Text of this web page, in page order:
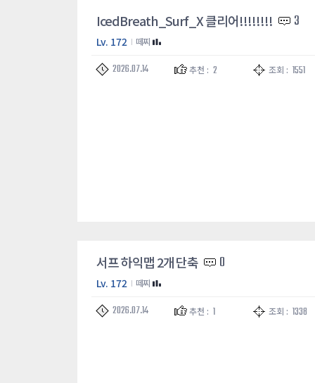
IcedBreath_Surf_X 클리어!!!!!!!! 3
Lv. 172 떼찌
2026.07.14 추천 : 2 조회 : 1551
서프 하익맵 2개 단축 0
Lv. 172 떼찌
2026.07.14 추천 : 1 조회 : 1338